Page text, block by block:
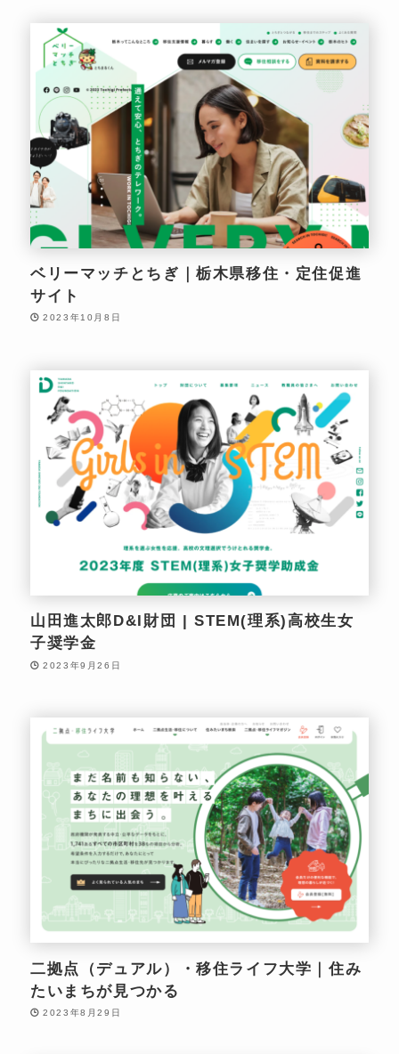
ベリーマッチとちぎ｜栃木県移住・定住促進
サイト
2023年10月8日
山田進太郎D&I財団 | STEM(理系)高校生女
子奨学金
2023年9月26日
二拠点（デュアル）・移住ライフ大学｜住み
たいまちが見つかる
2023年8月29日